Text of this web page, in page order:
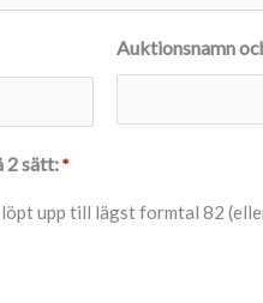
Auktionsnamn
2 sätt: *
löpt upp till lägst formtal 82